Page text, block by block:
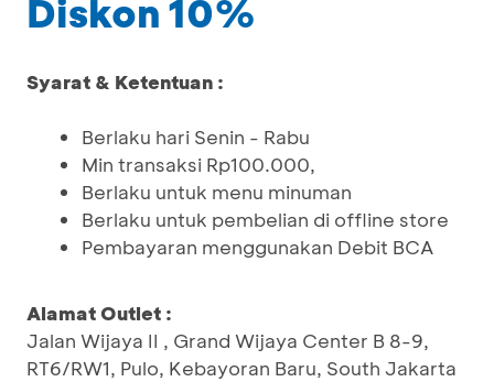
Diskon 10%
Syarat & Ketentuan :
Berlaku hari Senin - Rabu
Min transaksi Rp100.000,
Berlaku untuk menu minuman
Berlaku untuk pembelian di offline store
Pembayaran menggunakan Debit BCA
Alamat Outlet :
Jalan Wijaya II , Grand Wijaya Center B 8-9,
RT6/RW1, Pulo, Kebayoran Baru, South Jakarta